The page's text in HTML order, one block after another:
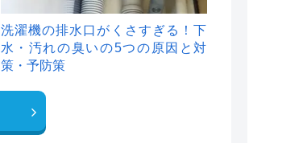
洗濯機の排水口がくさすぎる！下
水・汚れの臭いの5つの原因と対
策・予防策